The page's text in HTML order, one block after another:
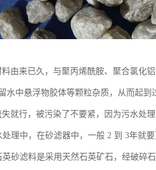
由来已久，与聚丙烯酰胺、聚合氯化
水中悬浮物胶体等颗粒杂质，从而起
就行，被污染了不要紧，因为污水处
理中，在砂滤器中，一般 2 到 3年就
砂滤料是采用天然石英矿石，经破碎